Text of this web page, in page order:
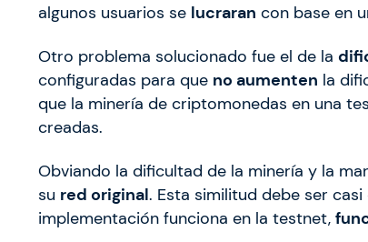
algunos usuarios se lucraran con base en
Otro problema solucionado fue el de la
configuradas para que no aumenten la
que la minería de criptomonedas en una
creadas.
Obviando la dificultad de la minería y la
su red original. Esta similitud debe ser
implementación funciona en la testnet,